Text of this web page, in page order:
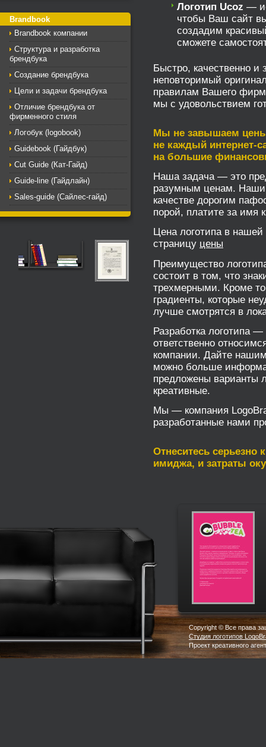
Brandbook
Brandbook компании
Структура и разработка
брендбука
Создание брендбука
Цели и задачи брендбука
Отличие брендбука от
фирменного стиля
Логобук (logobook)
Guidebook (Гайдбук)
Cut Guide (Кат-Гайд)
Guide-line (Гайдлайн)
Sales-guide (Сайлес-гайд)
Логотип Ucoz —
чтобы Ваш сайт
создадим
сможете
Быстро, качественно
неповторимый
правилам Вашего
мы с удовольствием
Мы не завышаем цены
не каждый интернет-
на большие
Наша задача — это
разумным ценам. Наши
качестве дорогим
порой, платите за имя
Цена логотипа в нашей
страницу цены
Преимущество
состоит в том, что
трехмерными. Кроме
градиенты, которые
лучше смотрятся в
Разработка логотипа
ответственно
компании. Дайте
можно больше
предложены варианты
креативные.
Мы — компания
разработанные нами
Отнеситесь серьезно
имиджа, и затраты
Copyright © Все права
Студия логотипов
Проект креативного